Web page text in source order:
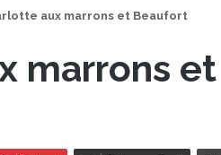
aux marrons et Beaufort
marrons